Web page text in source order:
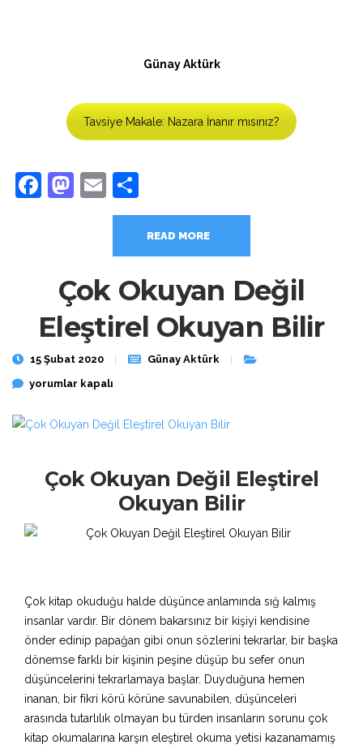
Günay Aktürk
Tavsiye Makale: Nazara İnanır mısınız?
Facebook
Mastodon
Email
READ MORE
Çok Okuyan Değil
Eleştirel Okuyan Bilir
15 Şubat 2020
Günay Aktürk
Çok Okuyan Değil Eleştirel Okuyan Bilir için
yorumlar kapalı
Çok Okuyan Değil Eleştirel
Okuyan Bilir
Çok kitap okuduğu halde düşünce anlamında sığ kalmış
insanlar vardır. Bir dönem bakarsınız bir kişiyi kendisine
önder edinip papağan gibi onun sözlerini tekrarlar, bir başka
dönemse farklı bir kişinin peşine düşüp bu sefer onun
düşüncelerini tekrarlamaya başlar. Duyduğuna hemen
inanan, bir fikri körü körüne savunabilen, düşünceleri
arasında tutarlılık olmayan bu türden insanların sorunu çok
kitap okumalarına karşın eleştirel okuma yetisi kazanamamış